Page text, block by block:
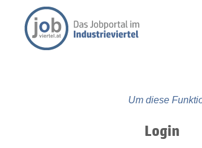
Um diese
Login